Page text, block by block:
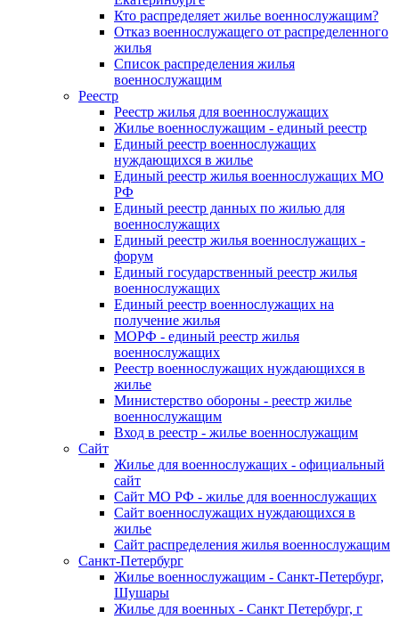
Кто распределяет жилье военнослужащим?
Отказ военнослужащего от распределенного
жилья
Список распределения жилья
военнослужащим
Реестр
Реестр жилья для военнослужащих
Жилье военнослужащим - единый реестр
Единый реестр военнослужащих
нуждающихся в жилье
Единый реестр жилья военнослужащих МО
РФ
Единый реестр данных по жилью для
военнослужащих
Единый реестр жилья военнослужащих -
форум
Единый государственный реестр жилья
военнослужащих
Единый реестр военнослужащих на
получение жилья
МОРФ - единый реестр жилья
военнослужащих
Реестр военнослужащих нуждающихся в
жилье
Министерство обороны - реестр жилье
военнослужащим
Вход в реестр - жилье военнослужащим
Сайт
Жилье для военнослужащих - официальный
сайт
Сайт МО РФ - жилье для военнослужащих
Сайт военнослужащих нуждающихся в
жилье
Сайт распределения жилья военнослужащим
Санкт-Петербург
Жилье военнослужащим - Санкт-Петербург,
Шушары
Жилье для военных - Санкт Петербург, г